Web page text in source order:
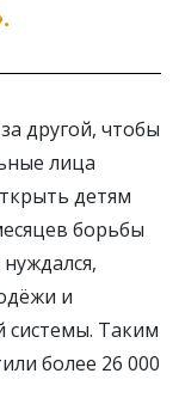
другой, чтобы
лица
детям
борьбы
и
системы. Таким
более 26 000